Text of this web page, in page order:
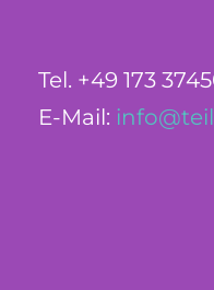
Tel. +49 173
E-Mail: